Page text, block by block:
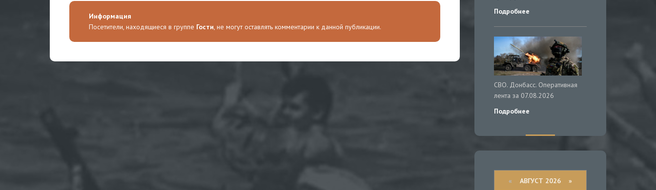
Информация
Посетители, находящиеся в группе Гости, не могут оставлять комментарии к данной публикации.
Подробнее
СВО. Донбасс. Оперативная
лента за 07.08.2026
Подробнее
« АВГУСТ 2026 »